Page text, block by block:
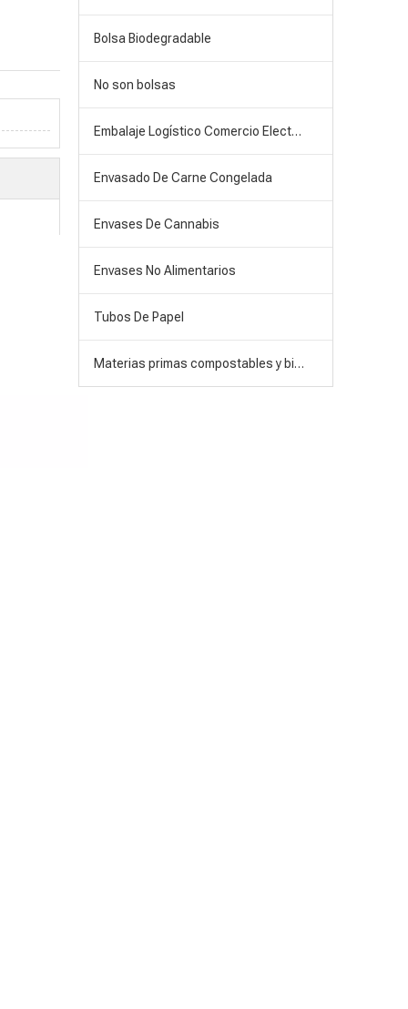
Bolsa Biodegradable
No son bolsas
Embalaje Logístico Comercio Electrónico
Envasado De Carne Congelada
Envases De Cannabis
Envases No Alimentarios
Tubos De Papel
Materias primas compostables y biodegradables